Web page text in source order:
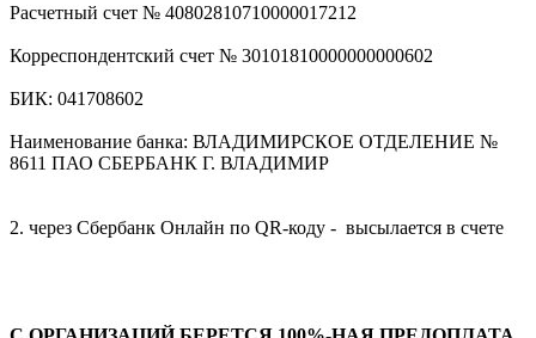
Расчетный счет № 40802810710000017212
Корреспондентский счет № 30101810000000000602
БИК: 041708602
Наименование банка: ВЛАДИМИРСКОЕ ОТДЕЛЕНИЕ №
8611 ПАО СБЕРБАНК Г. ВЛАДИМИР
2. через Сбербанк Онлайн по QR-коду - высылается в счете